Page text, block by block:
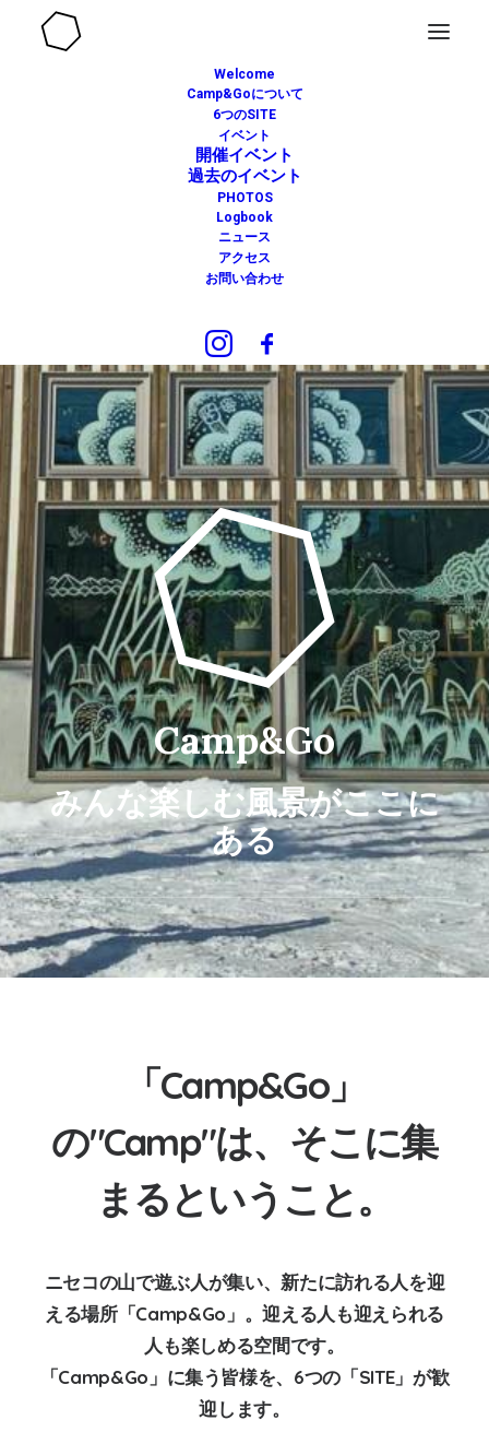
Welcome
Camp&Goについて
6つのSITE
イベント
開催イベント
過去のイベント
PHOTOS
Logbook
ニュース
アクセス
お問い合わせ
Camp&Go
みんな楽しむ風景がここに
ある
「Camp&Go」
の"Camp"は、そこに集
まるということ。
ニセコの山で遊ぶ人が集い、新たに訪れる人を迎
える場所「Camp&Go」。迎える人も迎えられる
人も楽しめる空間です。
「Camp&Go」に集う皆様を、6つの「SITE」が歓
迎します。